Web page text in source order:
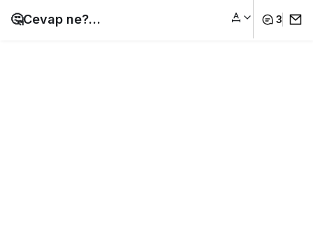
🤔Cevap ne? 3